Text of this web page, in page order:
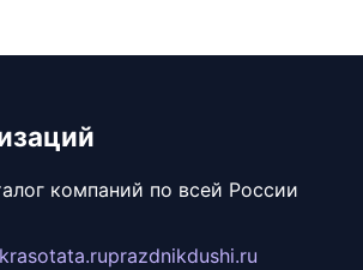
компаний по всей России
krasotata.ruprazdnikdushi.ru